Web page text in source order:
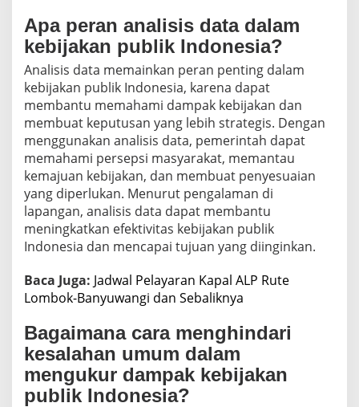
Apa peran analisis data dalam
kebijakan publik Indonesia?
Analisis data memainkan peran penting dalam
kebijakan publik Indonesia, karena dapat
membantu memahami dampak kebijakan dan
membuat keputusan yang lebih strategis. Dengan
menggunakan analisis data, pemerintah dapat
memahami persepsi masyarakat, memantau
kemajuan kebijakan, dan membuat penyesuaian
yang diperlukan. Menurut pengalaman di
lapangan, analisis data dapat membantu
meningkatkan efektivitas kebijakan publik
Indonesia dan mencapai tujuan yang diinginkan.
Baca Juga: Jadwal Pelayaran Kapal ALP Rute
Lombok-Banyuwangi dan Sebaliknya
Bagaimana cara menghindari
kesalahan umum dalam
mengukur dampak kebijakan
publik Indonesia?